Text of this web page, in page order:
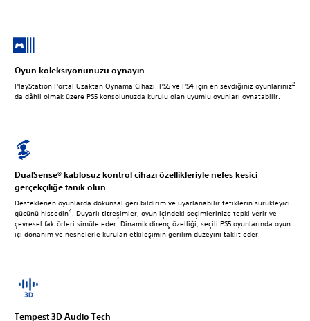
Oyun koleksiyonunuzu oynayın
PlayStation Portal Uzaktan Oynama Cihazı, PS5 ve PS4 için en sevdiğiniz oyunlarınız2
da dâhil olmak üzere PS5 konsolunuzda kurulu olan uyumlu oyunları oynatabilir.
DualSense® kablosuz kontrol cihazı özellikleriyle nefes kesici
gerçekçiliğe tanık olun
Desteklenen oyunlarda dokunsal geri bildirim ve uyarlanabilir tetiklerin sürükleyici
gücünü hissedin4. Duyarlı titreşimler, oyun içindeki seçimlerinize tepki verir ve
çevresel faktörleri simüle eder. Dinamik direnç özelliği, seçili PS5 oyunlarında oyun
içi donanım ve nesnelerle kurulan etkileşimin gerilim düzeyini taklit eder.
Tempest 3D Audio Tech